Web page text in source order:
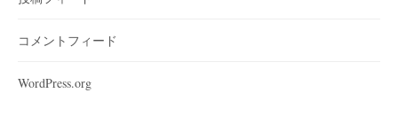
コメントフィード
WordPress.org